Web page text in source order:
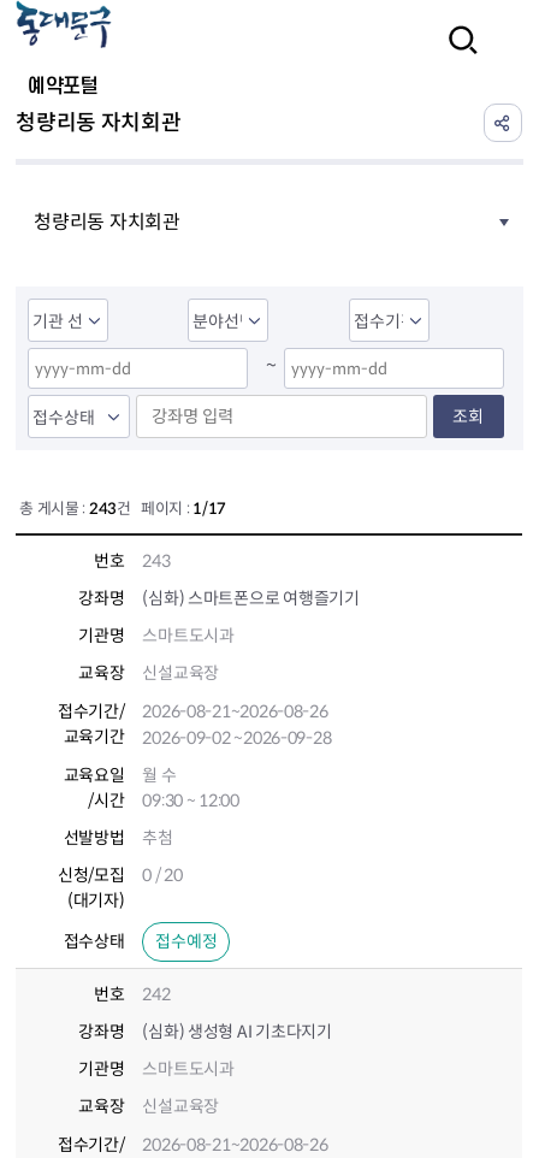
예약포털
청량리동 자치회관
청량리동 자치회관
~
조회
총 게시물 : 243건 페이지 : 1/17
번호
243
강좌명
(심화) 스마트폰으로 여행즐기기
기관명
스마트도시과
교육장
신설교육장
접수기간/
교육기간
2026-08-21~2026-08-26
2026-09-02~2026-09-28
교육요일
/시간
월 수
09:30 ~ 12:00
선발방법
추첨
신청/모집
(대기자)
0 / 20
접수상태 접수예정
번호
242
강좌명
(심화) 생성형 AI 기초다지기
기관명
스마트도시과
교육장
신설교육장
접수기간/
2026-08-21~2026-08-26